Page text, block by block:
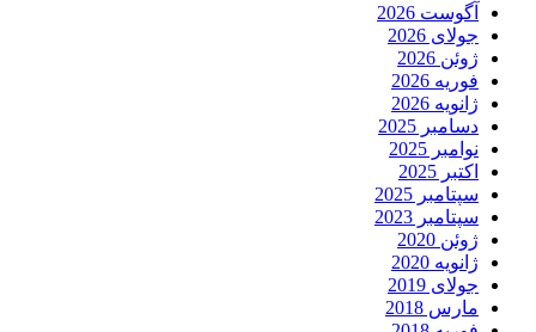
آگوست 2026
جولای 2026
ژوئن 2026
فوریه 2026
ژانویه 2026
دسامبر 2025
نوامبر 2025
اکتبر 2025
سپتامبر 2025
سپتامبر 2023
ژوئن 2020
ژانویه 2020
جولای 2019
مارس 2018